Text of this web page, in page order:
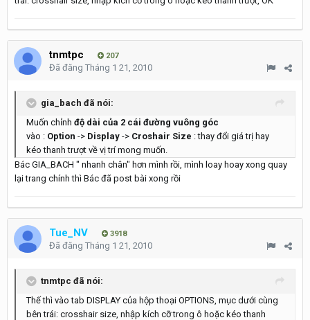
tnmtpc 207
Đã đăng Tháng 1 21, 2010
gia_bach đã nói:
Muốn chỉnh độ dài của 2 cái đường vuông góc
vào : Option -> Display -> Croshair Size : thay đổi giá trị hay
kéo thanh trượt về vị trí mong muốn.
Bác GIA_BACH " nhanh chân" hơn mình rồi, mình loay hoay xong quay
lại trang chính thì Bác đã post bài xong rồi
Tue_NV 3918
Đã đăng Tháng 1 21, 2010
tnmtpc đã nói:
Thế thì vào tab DISPLAY của hộp thoại OPTIONS, mục dưới cùng
bên trái: crosshair size, nhập kích cỡ trong ô hoặc kéo thanh